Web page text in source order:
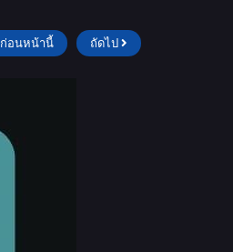
ก่อนหน้านี้ ถัดไป